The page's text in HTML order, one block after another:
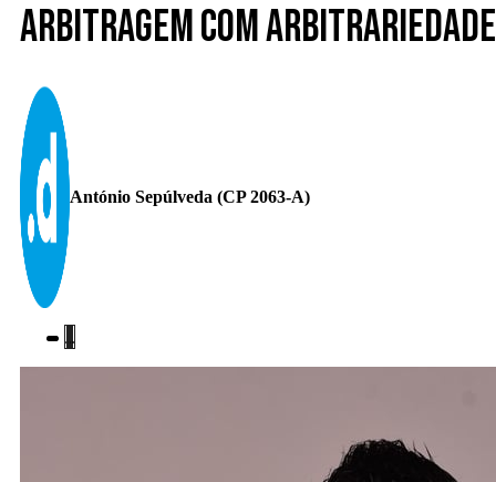
Arbitragem com arbitrariedade
António Sepúlveda (CP 2063-A)